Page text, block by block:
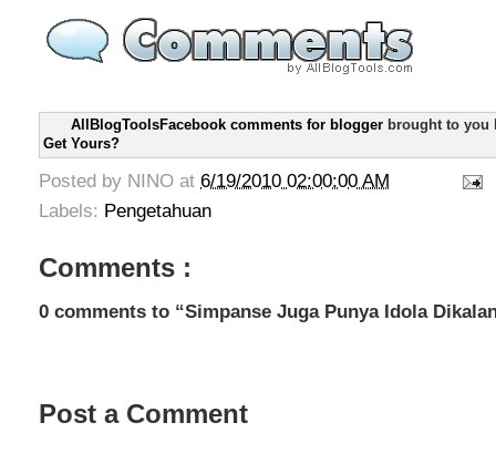
AllBlogToolsFacebook comments for blogger brought to you
Get Yours?
Posted by NINO at 6/19/2010 02:00:00 AM
Labels: Pengetahuan
Comments :
0 comments to “Simpanse Juga Punya Idola
Post a Comment